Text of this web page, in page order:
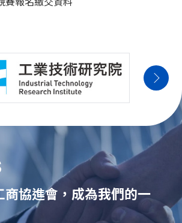
商協進會，成為我們的一